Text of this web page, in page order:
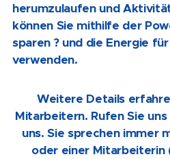
herumzulaufen und
können Sie mithilfe der
sparen ? und die Energie
verwenden.
Weitere Details
Mitarbeitern. Rufen Sie
uns. Sie sprechen immer
oder einer Mitarbeiterin